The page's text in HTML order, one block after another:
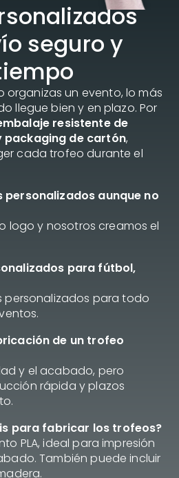
seguro y
organizas un evento, lo más
llegue bien y en plazo. Por
resistente de
packaging de cartón,
cada trofeo durante el
personalizados aunque no
logo y nosotros creamos el
para fútbol,
personalizados para todo
de un trofeo
y el acabado, pero
rápida y plazos
para fabricar los trofeos?
PLA, ideal para impresión
También puede incluir